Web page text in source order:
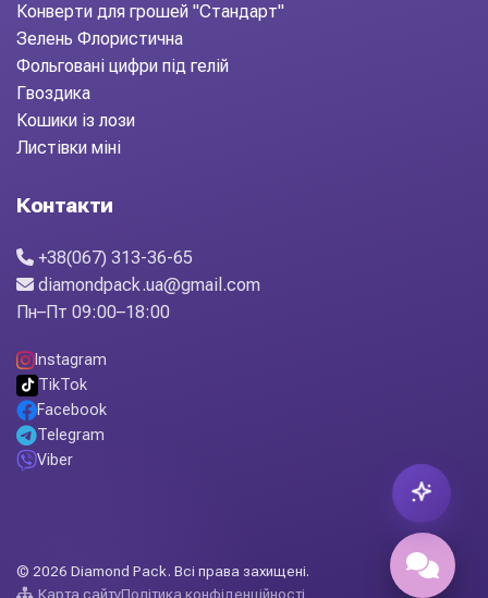
Конверти для грошей "Стандарт"
Зелень Флористична
Фольговані цифри під гелій
Гвоздика
Кошики із лози
Листівки міні
Контакти
+38(067) 313-36-65
diamondpack.ua@gmail.com
Пн–Пт 09:00–18:00
Instagram
TikTok
Facebook
Telegram
Viber
© 2026 Diamond Pack. Всі права захищені.
Карта сайтуПолітика конфіденційності